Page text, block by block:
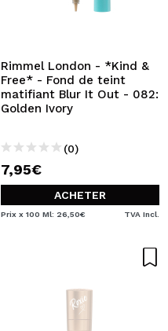
Rimmel London - *Kind &
Free* - Fond de teint
matifiant Blur It Out - 082:
Golden Ivory
(0)
7,95€
ACHETER
Prix x 100 Ml: 26,50€ TVA Incl.